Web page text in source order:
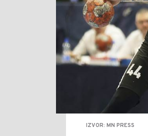
IZVOR: MN PRESS